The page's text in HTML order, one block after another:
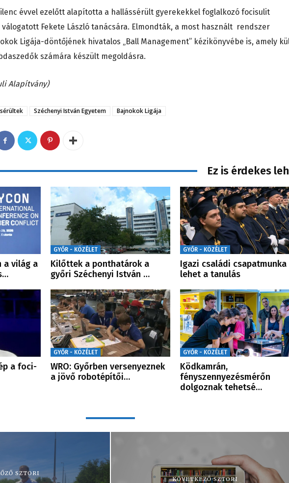
évvel ezelőtt alapította a hallássérült gyerekekkel foglalkozó focisulit
válogatott Fekete László tanácsára. Elmondták, a most használt rendszer
Ligája-döntőjének hivatalos „Ball Management” kézikönyvébe is, amely
számára készült megoldásra.
Alapítvány)
Széchenyi István Egyetem Bajnokok Ligája
Ez is érdekes
a világ a
GYŐR - KÖZÉLET
Kilőttek a ponthatárok a
győri Széchenyi István …
GYŐR - KÖZÉLET
Igazi családi csapatmunka
lehet a tanulás
a foci-
GYŐR - KÖZÉLET
WRO: Győrben versenyeznek
a jövő robotépítői…
GYŐR - KÖZÉLET
Ködkamrán,
fényszennyezésmérőn
dolgoznak tehetsé…
SZTORI
KÖVETKEZŐ SZTORI